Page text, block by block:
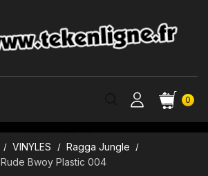
0
VINYLES
Ragga Jungle
Rude Bwoy Plastic 004